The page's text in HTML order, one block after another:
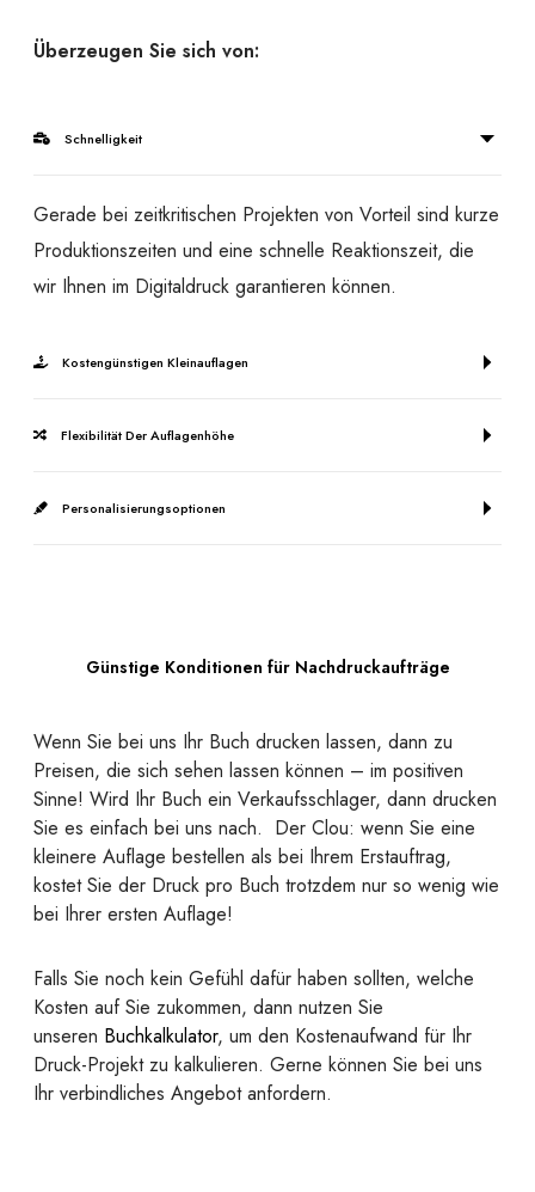
Überzeugen Sie sich von:
Schnelligkeit
Gerade bei zeitkritischen Projekten von Vorteil sind kurze
Produktionszeiten und eine schnelle Reaktionszeit, die
wir Ihnen im Digitaldruck garantieren können.
Kostengünstigen Kleinauflagen
Flexibilität Der Auflagenhöhe
Personalisierungsoptionen
Günstige Konditionen für Nachdruckaufträge
Wenn Sie bei uns Ihr Buch drucken lassen, dann zu
Preisen, die sich sehen lassen können – im positiven
Sinne! Wird Ihr Buch ein Verkaufsschlager, dann drucken
Sie es einfach bei uns nach. Der Clou: wenn Sie eine
kleinere Auflage bestellen als bei Ihrem Erstauftrag,
kostet Sie der Druck pro Buch trotzdem nur so wenig wie
bei Ihrer ersten Auflage!
Falls Sie noch kein Gefühl dafür haben sollten, welche
Kosten auf Sie zukommen, dann nutzen Sie
unseren Buchkalkulator, um den Kostenaufwand für Ihr
Druck-Projekt zu kalkulieren. Gerne können Sie bei uns
Ihr verbindliches Angebot anfordern.